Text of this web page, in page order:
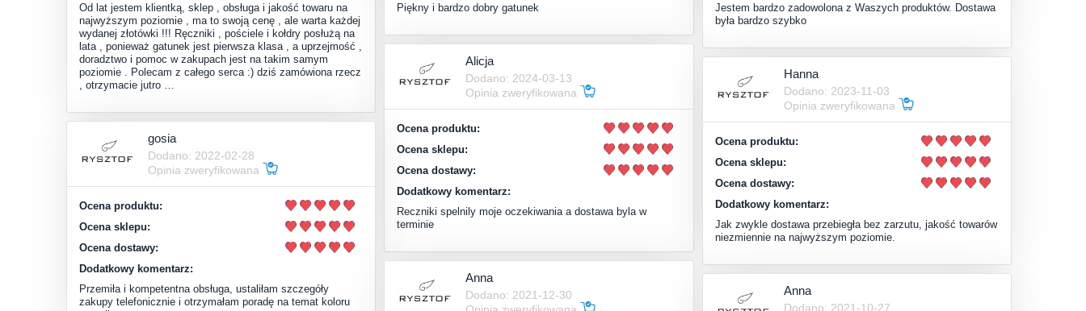
Od lat jestem klientką, sklep , obsługa i jakość towaru na
najwyższym poziomie , ma to swoją cenę , ale warta każdej
wydanej złotówki !!! Ręczniki , pościele i kołdry posłużą na
lata , ponieważ gatunek jest pierwsza klasa , a uprzejmość ,
doradztwo i pomoc w zakupach jest na takim samym
poziomie . Polecam z całego serca :) dziś zamówiona rzecz
, otrzymacie jutro …
Piękny i bardzo dobry gatunek
Jestem bardzo zadowolona z Waszych produktów. Dostawa
była bardzo szybko
Alicja
Dodano: 2024-03-13
Opinia zweryfikowana
Ocena produktu:
Ocena sklepu:
Ocena dostawy:
Dodatkowy komentarz:
Reczniki spelnily moje oczekiwania a dostawa byla w
terminie
Hanna
Dodano: 2023-11-03
Opinia zweryfikowana
Ocena produktu:
Ocena sklepu:
Ocena dostawy:
Dodatkowy komentarz:
Jak zwykle dostawa przebiegła bez zarzutu, jakość towarów
niezmiennie na najwyższym poziomie.
gosia
Dodano: 2022-02-28
Opinia zweryfikowana
Ocena produktu:
Ocena sklepu:
Ocena dostawy:
Dodatkowy komentarz:
Przemiła i kompetentna obsługa, ustaliłam szczegóły
zakupy telefonicznie i otrzymałam poradę na temat koloru
Anna
Dodano: 2021-12-30
Anna
Dodano: 2021-10-27